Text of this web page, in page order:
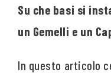
Su che basi si
un Gemelli e un
In questo articolo